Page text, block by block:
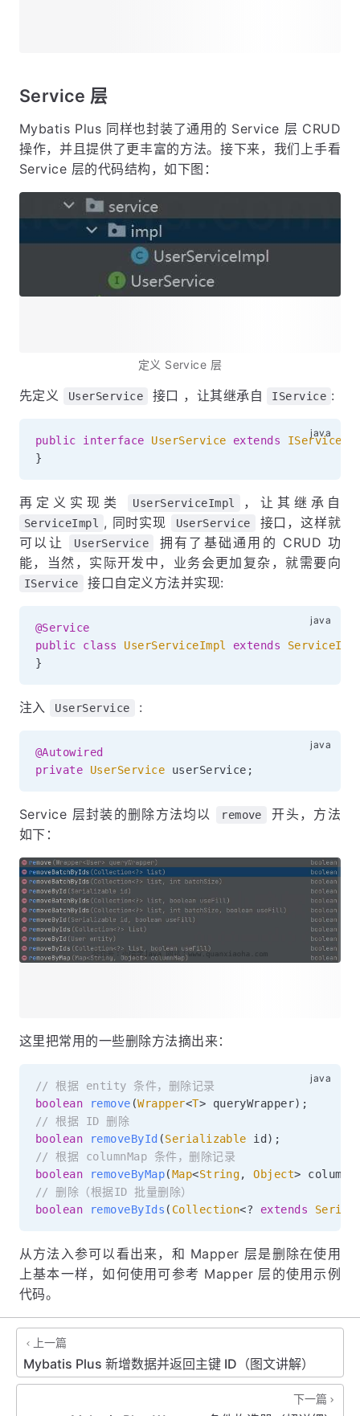
Service 层
Mybatis Plus 同样也封装了通用的 Service 层 CRUD
操作，并且提供了更丰富的方法。接下来，我们上手看
Service 层的代码结构，如下图：
定义 Service 层
先定义 UserService 接口 ，让其继承自 IService :
public interface UserService extends IService
}
再定义实现类 UserServiceImpl ，让其继承自
ServiceImpl , 同时实现 UserService
接口，这样就
可以让
UserService
拥有了基础通用的 CRUD 功
能，当然，实际开发中，业务会更加复杂，就需要向
IService 接口自定义方法并实现:
@Service
public
class UserServiceImpl extends
}
注入 UserService :
@Autowired
private
UserService userService ;
Service 层封装的删除方法均以 remove
开头，方法
如下：
这里把常用的一些删除方法摘出来：
// 根据 entity 条件，删除记录
boolean
remove (Wrapper<T> queryWrapper) ;
// 根据 ID 删除
boolean
removeById (Serializable id ) ;
// 根据 columnMap 条件，删除记录
boolean
removeByMap(Map<String, Object>
// 删除（根据ID 批量删除）
boolean
removeByIds ( Collection<? extends
从方法入参可以看出来，和 Mapper 层是删除在使用
上基本一样，如何使用可参考 Mapper 层的使用示例
代码。
上一篇
Mybatis Plus 新增数据并返回主键 ID（图文讲解）
下一篇